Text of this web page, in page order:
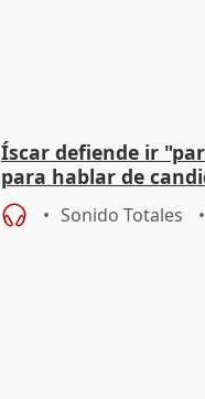
Íscar defiende ir
para hablar de
2027
Sonido Totales